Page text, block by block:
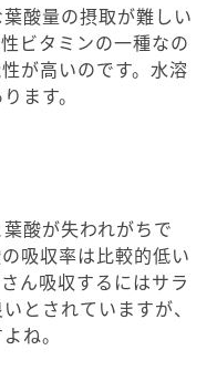
酸量の摂取が難しい
ビタミンの一種なの
が高いのです。水溶
ます。
酸が失われがちで
吸収率は比較的低い
ん吸収するにはサラ
とされていますが、
ね。